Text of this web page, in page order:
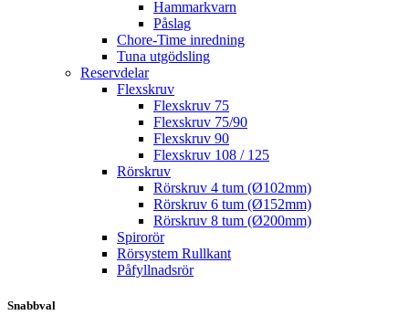
Hammarkvarn
Påslag
Chore-Time inredning
Tuna utgödsling
Reservdelar
Flexskruv
Flexskruv 75
Flexskruv 75/90
Flexskruv 90
Flexskruv 108 / 125
Rörskruv
Rörskruv 4 tum (Ø102mm)
Rörskruv 6 tum (Ø152mm)
Rörskruv 8 tum (Ø200mm)
Spirorör
Rörsystem Rullkant
Påfyllnadsrör
Snabbval